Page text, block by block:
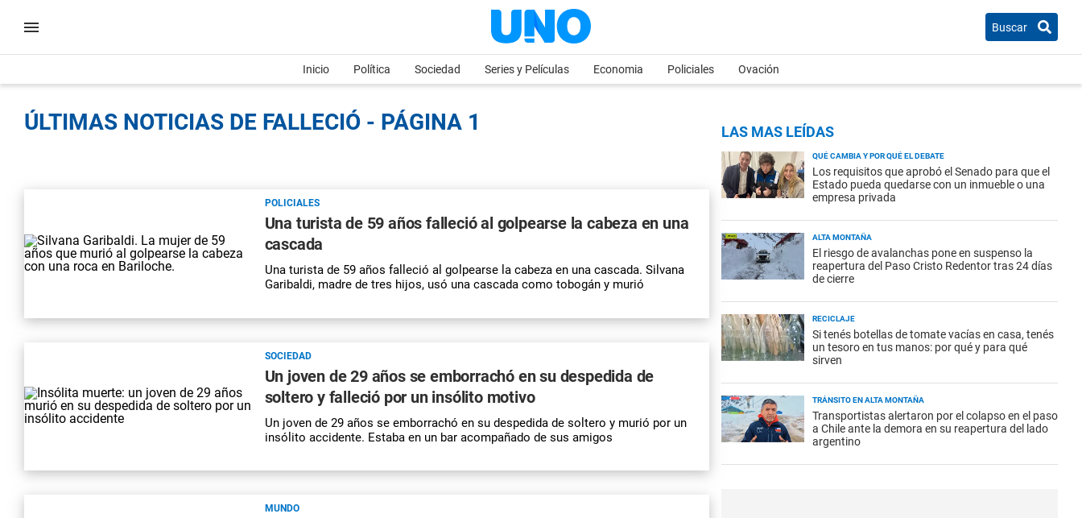
Buscar
Inicio Política Sociedad Series y Películas Economia Policiales Ovación
ÚLTIMAS NOTICIAS DE FALLECIÓ - PÁGINA 1
POLICIALES
Una turista de 59 años falleció al golpearse la cabeza en una
cascada
Una turista de 59 años falleció al golpearse la cabeza en una cascada. Silvana
Garibaldi, madre de tres hijos, usó una cascada como tobogán y murió
SOCIEDAD
Un joven de 29 años se emborrachó en su despedida de
soltero y falleció por un insólito motivo
Un joven de 29 años se emborrachó en su despedida de soltero y murió por un
insólito accidente. Estaba en un bar acompañado de sus amigos
MUNDO
LAS MAS LEÍDAS
QUÉ CAMBIA Y POR QUÉ EL DEBATE
Los requisitos que aprobó el Senado para que el
Estado pueda quedarse con un inmueble o una
empresa privada
ALTA MONTAÑA
El riesgo de avalanchas pone en suspenso la
reapertura del Paso Cristo Redentor tras 24 días
de cierre
RECICLAJE
Si tenés botellas de tomate vacías en casa, tenés
un tesoro en tus manos: por qué y para qué
sirven
TRÁNSITO EN ALTA MONTAÑA
Transportistas alertaron por el colapso en el paso
a Chile ante la demora en su reapertura del lado
argentino